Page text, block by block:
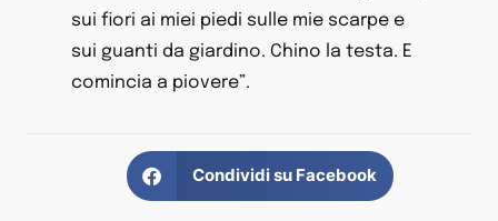
sui fiori ai miei piedi sulle mie scarpe e
sui guanti da giardino. Chino la testa. E
comincia a piovere”.
Condividi su Facebook